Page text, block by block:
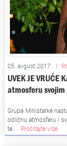
05. avgust 2017. |
UVEK JE VRUĆE
atmosferu
Grupa Ministarke
odličnu atmosferu i
te...
Pročitajte više